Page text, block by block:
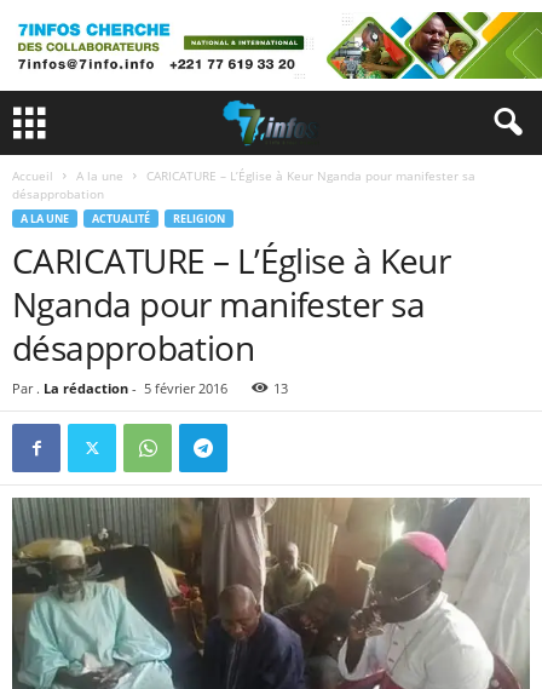
Accueil A la une
CARICATURE – L’Église à Keur Nganda pour manifester sa
désapprobation
A LA UNE ACTUALITÉ RELIGION
CARICATURE – L’Église à Keur
Nganda pour manifester sa
désapprobation
Par . La rédaction - 5 février 2016 13